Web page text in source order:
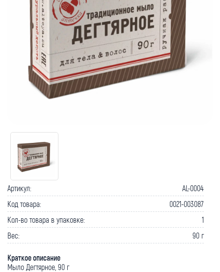
Артикул:
AL-0004
Код товара:
0021-003087
Кол-во товара в упаковке:
1
Вес:
90 г
Краткое описание
Мыло Дегтярное, 90 г